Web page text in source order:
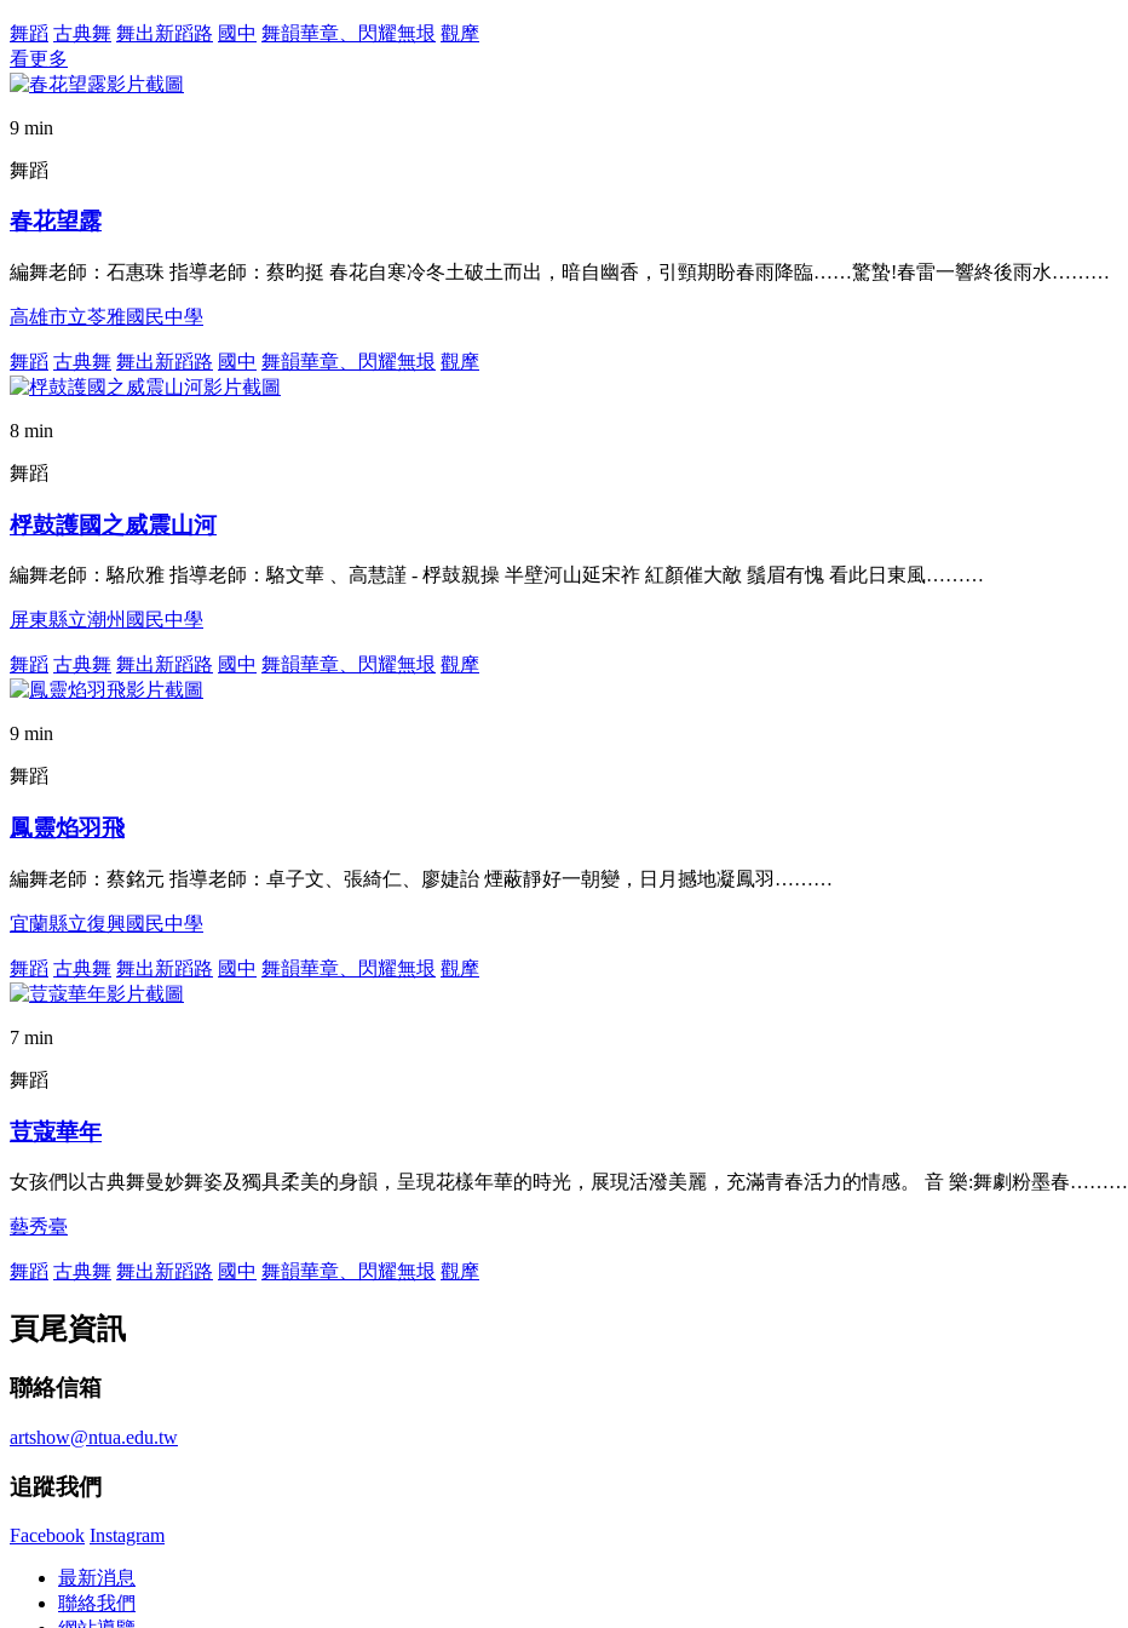
舞蹈 古典舞 舞出新蹈路 國中 舞韻華章、閃耀無垠 觀摩
看更多
9 min
舞蹈
春花望露
編舞老師：石惠珠 指導老師：蔡昀挺 春花自寒冷冬土破土而出，暗自幽香，引頸期盼春雨降臨……驚蟄!春雷一響終後雨水………
高雄市立苓雅國民中學
舞蹈 古典舞 舞出新蹈路 國中 舞韻華章、閃耀無垠 觀摩
8 min
舞蹈
桴鼓護國之威震山河
編舞老師：駱欣雅 指導老師：駱文華 、高慧謹 - 桴鼓親操 半壁河山延宋祚 紅顏催大敵 鬚眉有愧 看此日東風………
屏東縣立潮州國民中學
舞蹈 古典舞 舞出新蹈路 國中 舞韻華章、閃耀無垠 觀摩
9 min
舞蹈
鳳靈焰羽飛
編舞老師：蔡銘元 指導老師：卓子文、張綺仁、廖婕詒 煙蔽靜好一朝變，日月撼地凝鳳羽………
宜蘭縣立復興國民中學
舞蹈 古典舞 舞出新蹈路 國中 舞韻華章、閃耀無垠 觀摩
7 min
舞蹈
荳蔻華年
女孩們以古典舞曼妙舞姿及獨具柔美的身韻，呈現花樣年華的時光，展現活潑美麗，充滿青春活力的情感。 音 樂:舞劇粉墨春………
藝秀臺
舞蹈 古典舞 舞出新蹈路 國中 舞韻華章、閃耀無垠 觀摩
頁尾資訊
聯絡信箱
artshow@ntua.edu.tw
追蹤我們
Facebook Instagram
最新消息
聯絡我們